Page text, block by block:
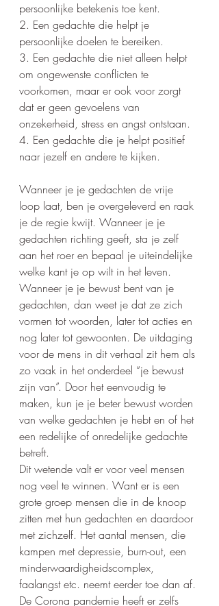
persoonlijke betekenis toe kent.
2. Een gedachte die helpt je
persoonlijke doelen te bereiken.
3. Een gedachte die niet alleen helpt
om ongewenste conflicten te
voorkomen, maar er ook voor zorgt
dat er geen gevoelens van
onzekerheid, stress en angst ontstaan.
4. Een gedachte die je helpt positief
naar jezelf en andere te kijken.
Wanneer je je gedachten de vrije
loop laat, ben je overgeleverd en raak
je de regie kwijt. Wanneer je je
gedachten richting geeft, sta je zelf
aan het roer en bepaal je uiteindelijke
welke kant je op wilt in het leven.
Wanneer je je bewust bent van je
gedachten, dan weet je dat ze zich
vormen tot woorden, later tot acties en
nog later tot gewoonten. De uitdaging
voor de mens in dit verhaal zit hem als
zo vaak in het onderdeel “je bewust
zijn van”. Door het eenvoudig te
maken, kun je je beter bewust worden
van welke gedachten je hebt en of het
een redelijke of onredelijke gedachte
betreft.
Dit wetende valt er voor veel mensen
nog veel te winnen. Want er is een
grote groep mensen die in de knoop
zitten met hun gedachten en daardoor
met zichzelf. Het aantal mensen, die
kampen met depressie, burn-out, een
minderwaardigheidscomplex,
faalangst etc. neemt eerder toe dan af.
De Corona pandemie heeft er zelfs